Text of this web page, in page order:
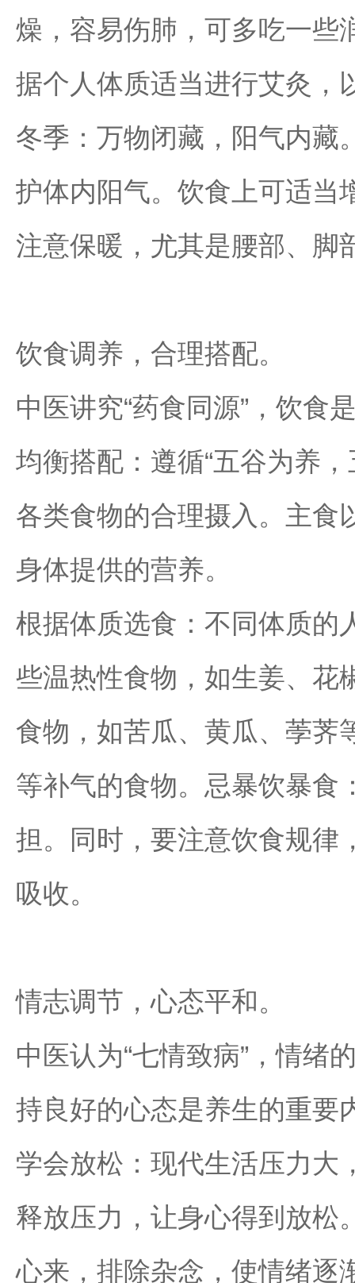
燥，容易伤肺，可多吃一些
据个人体质适当进行艾灸，
冬季：万物闭藏，阳气内藏
护体内阳气。饮食上可适当
注意保暖，尤其是腰部、脚
饮食调养，合理搭配。
中医讲究“药食同源”，饮食
均衡搭配：遵循“五谷为养
各类食物的合理摄入。主食
身体提供的营养。
根据体质选食：不同体质的
些温热性食物，如生姜、花
食物，如苦瓜、黄瓜、荸荠
等补气的食物。忌暴饮暴食
担。同时，要注意饮食规律
吸收。
情志调节，心态平和。
中医认为“七情致病”，情绪
持良好的心态是养生的重要
学会放松：现代生活压力大
释放压力，让身心得到放松
心来，排除杂念，使情绪逐